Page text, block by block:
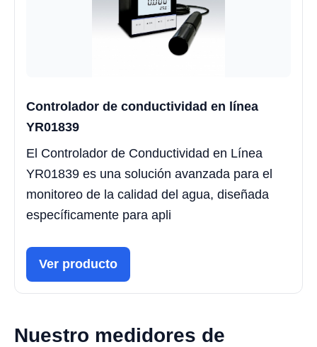
Controlador de conductividad en línea
YR01839
El Controlador de Conductividad en Línea
YR01839 es una solución avanzada para el
monitoreo de la calidad del agua, diseñada
específicamente para apli
Ver producto
Nuestro medidores de